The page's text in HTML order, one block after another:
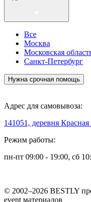
Все
Москва
Московская
Санкт-Петербург
Нужна срочная помощь
Адрес для самовывоза:
141051, деревня
Режим работы:
пн-пт 09:00 - 19:00, сб
© 2002–2026 BESTLY
event материалов